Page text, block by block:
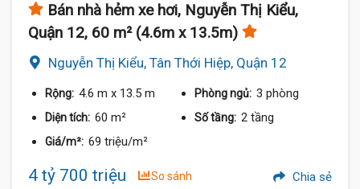
Bán nhà hẻm xe hơi, Nguyễn Thị Kiểu,
Quận 12, 60 m² (4.6m x 13.5m)
Nguyễn Thị Kiểu, Tân Thới Hiệp, Quận 12
Rộng: 4.6 m x 13.5 m Phòng ngủ: 3 phòng
Diện tích: 60 m² Số tầng: 2 tầng
Giá/m²: 69 triệu/m²
4 tỷ 700 triệu So sánh Chia sẻ